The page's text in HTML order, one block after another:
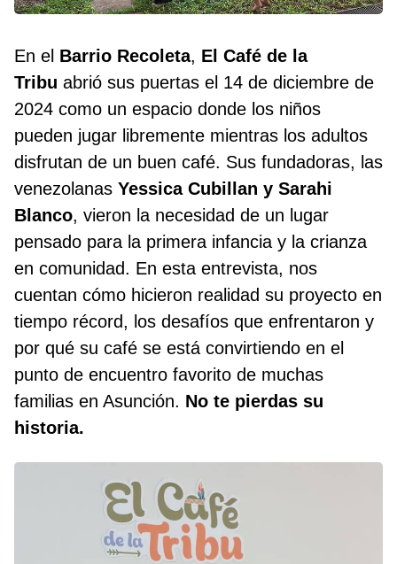
En el Barrio Recoleta, El Café de la
Tribu abrió sus puertas el 14 de diciembre de
2024 como un espacio donde los niños
pueden jugar libremente mientras los adultos
disfrutan de un buen café. Sus fundadoras, las
venezolanas Yessica Cubillan y Sarahi
Blanco, vieron la necesidad de un lugar
pensado para la primera infancia y la crianza
en comunidad. En esta entrevista, nos
cuentan cómo hicieron realidad su proyecto en
tiempo récord, los desafíos que enfrentaron y
por qué su café se está convirtiendo en el
punto de encuentro favorito de muchas
familias en Asunción. No te pierdas su
historia.